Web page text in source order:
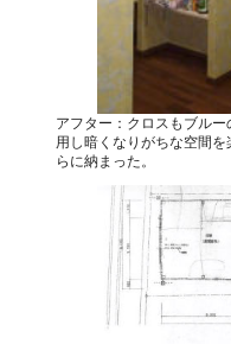
アフター：クロスもブル
用し暗くなりがちな空間
らに納まった。